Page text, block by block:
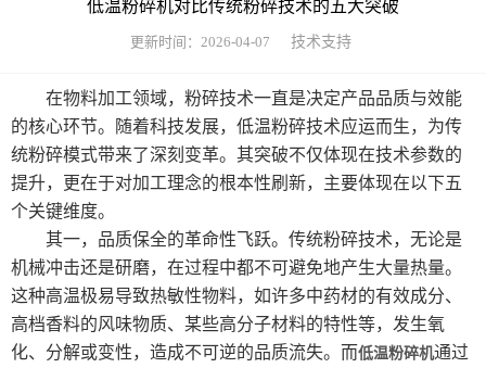
超细粉碎设备
细胞破壁机设备
中药微粉机设备
多功能粉碎机
高校实验室专用超微粉碎机设备
中药超细研磨机
中药磨粉机
低温粉碎机对比传统粉碎技术的五大突破
更新时间：2026-04-07 技术支持
在物料加工领域，粉碎技术一直是决定产品品质与效能
的核心环节。随着科技发展，低温粉碎技术应运而生，为传
统粉碎模式带来了深刻变革。其突破不仅体现在技术参数的
提升，更在于对加工理念的根本性刷新，主要体现在以下五
个关键维度。
其一，品质保全的革命性飞跃。传统粉碎技术，无论是
机械冲击还是研磨，在过程中都不可避免地产生大量热量。
这种高温极易导致热敏性物料，如许多中药材的有效成分、
高档香料的风味物质、某些高分子材料的特性等，发生氧
化、分解或变性，造成不可逆的品质流失。而低温粉碎机通过